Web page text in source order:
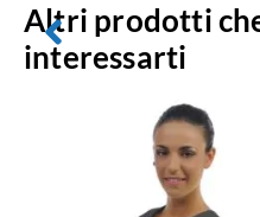
Altri prodotti
interessarti